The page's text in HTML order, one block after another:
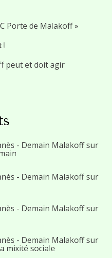
Porte de Malakoff »
!
peut et doit agir
- Demain Malakoffsur
- Demain Malakoffsur
- Demain Malakoffsur
- Demain Malakoffsur
mixité sociale